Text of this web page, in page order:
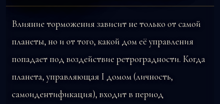
Влияние торможения зависит не только от самой
планеты, но и от того, какой дом её управления
попадает под воздействие ретроградности. Когда
планета, управляющая I домом (личность,
самоидентификация), входит в период